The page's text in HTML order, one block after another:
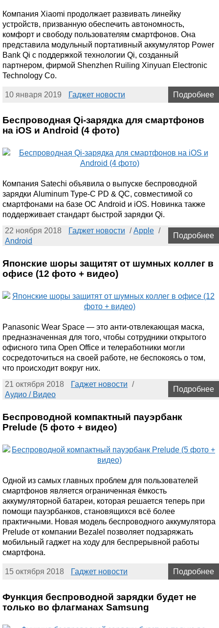
Компания Xiaomi продолжает развивать линейку
устройств, призванную обеспечить автономность,
комфорт и свободу пользователям смартфонов. Она
представила модульный портативный аккумулятор Power
Bank Qi с поддержкой технологии Qi, созданный
партнером, фирмой Shenzhen Ruiling Xinyuan Electronic
Technology Co.
10 января 2019 Гаджет новости Подробнее
Беспроводная Qi-зарядка для смартфонов
на iOS и Android (4 фото)
Компания Satechi объявила о выпуске беспроводной
зарядки Aluminum Type-C PD & QC, совместимой со
смартфонами на базе ОС Android и iOS. Новинка также
поддерживает стандарт быстрой зарядки Qi.
22 ноября 2018
Гаджет новости /Apple /
Android
Подробнее
Японские шоры защитят от шумных коллег в
офисе (12 фото + видео)
Panasonic Wear Space — это анти-отвлекающая маска,
предназначенная для того, чтобы сотрудники открытого
офисного типа Open Office и телеработники могли
сосредоточиться на своей работе, не беспокоясь о том,
что происходит вокруг них.
21 октября 2018
Гаджет новости /
Аудио / Видео
Подробнее
Беспроводной компактный пауэрбанк
Prelude (5 фото + видео)
Одной из самых главных проблем для пользователей
смартфонов является ограниченная ёмкость
аккумуляторной батареи, которая решается теперь при
помощи пауэрбанков, становящихся всё более
практичными. Новая модель беспроводного аккумулятора
Prelude от компании Bezalel позволяет подзаряжать
мобильный гаджет на ходу для беспрерывной работы
смартфона.
15 октября 2018 Гаджет новости Подробнее
Функция беспроводной зарядки будет не
только во флагманах Samsung